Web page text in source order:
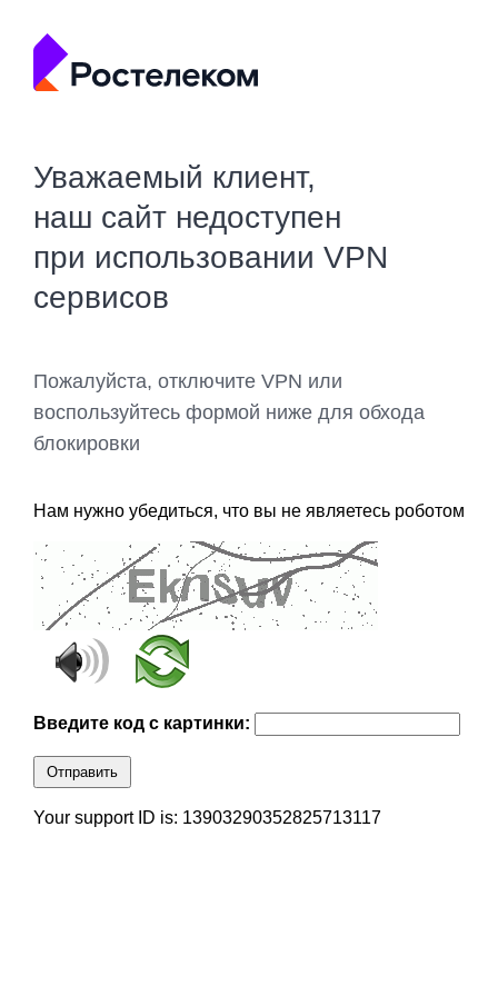
Уважаемый клиент,
наш сайт недоступен
при использовании VPN
сервисов
Пожалуйста, отключите VPN или
воспользуйтесь формой ниже для обхода
блокировки
Нам нужно убедиться, что вы не являетесь роботом
Введите код с картинки:
Отправить
Your support ID is: 13903290352825713117